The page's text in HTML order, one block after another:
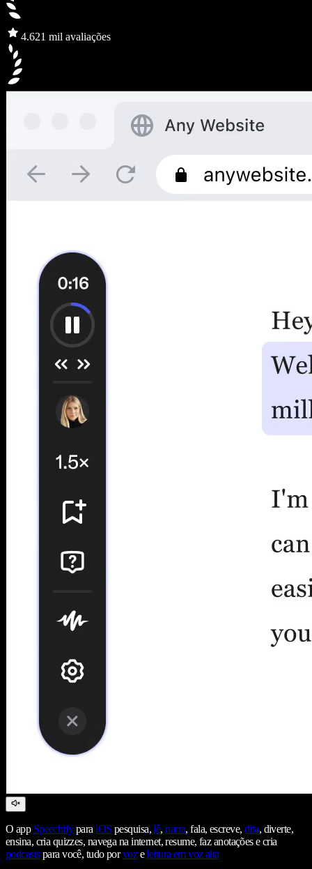
4.621 mil avaliações
O app SpeechifyparaiOS pesquisa,lê,narra, fala, escreve, dita, diverte,
ensina, cria quizzes, navega na internet, resume, faz anotações e cria
podcastspara você, tudo porvozeleitura em voz alta